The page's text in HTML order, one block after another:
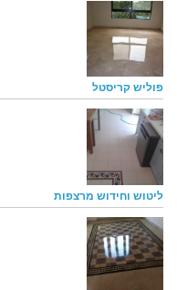
פוליש קריסטל
ליטוש וחידוש מרצפות